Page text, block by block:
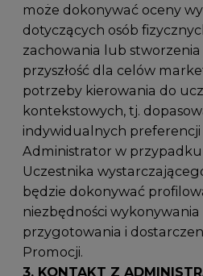
może dokonywać oceny
dotyczących osób
zachowania lub
przyszłość dla celów
potrzeby kierowania do
kontekstowych, tj.
indywidualnych preferencji
Administrator w
Uczestnika
będzie dokonywać
niezbędności
przygotowania i
Promocji.
3. KONTAKT Z